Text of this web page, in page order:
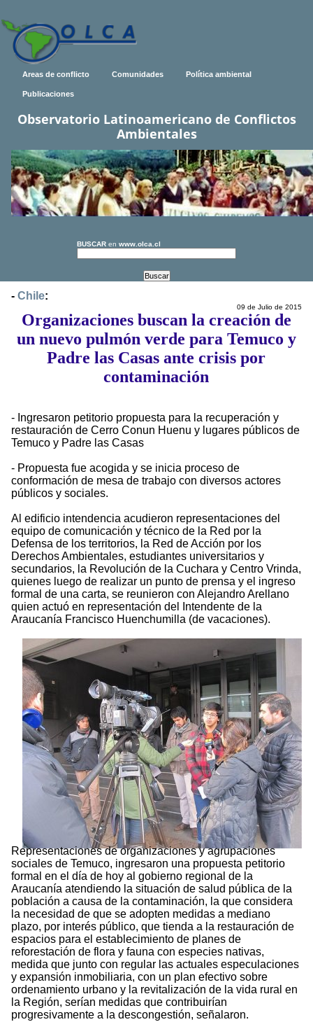
Areas de conflicto Comunidades Política ambiental
Publicaciones
Observatorio Latinoamericano de Conflictos
Ambientales
BUSCAR en www.olca.cl
- Chile:
09 de Julio de 2015
Organizaciones buscan la creación de
un nuevo pulmón verde para Temuco y
Padre las Casas ante crisis por
contaminación
- Ingresaron petitorio propuesta para la recuperación y
restauración de Cerro Conun Huenu y lugares públicos de
Temuco y Padre las Casas
- Propuesta fue acogida y se inicia proceso de
conformación de mesa de trabajo con diversos actores
públicos y sociales.
Al edificio intendencia acudieron representaciones del
equipo de comunicación y técnico de la Red por la
Defensa de los territorios, la Red de Acción por los
Derechos Ambientales, estudiantes universitarios y
secundarios, la Revolución de la Cuchara y Centro Vrinda,
quienes luego de realizar un punto de prensa y el ingreso
formal de una carta, se reunieron con Alejandro Arellano
quien actuó en representación del Intendente de la
Araucanía Francisco Huenchumilla (de vacaciones).
Representaciones de organizaciones y agrupaciones
sociales de Temuco, ingresaron una propuesta petitorio
formal en el día de hoy al gobierno regional de la
Araucanía atendiendo la situación de salud pública de la
población a causa de la contaminación, la que considera
la necesidad de que se adopten medidas a mediano
plazo, por interés público, que tienda a la restauración de
espacios para el establecimiento de planes de
reforestación de flora y fauna con especies nativas,
medida que junto con regular las actuales especulaciones
y expansión inmobiliaria, con un plan efectivo sobre
ordenamiento urbano y la revitalización de la vida rural en
la Región, serían medidas que contribuirían
progresivamente a la descongestión, señalaron.